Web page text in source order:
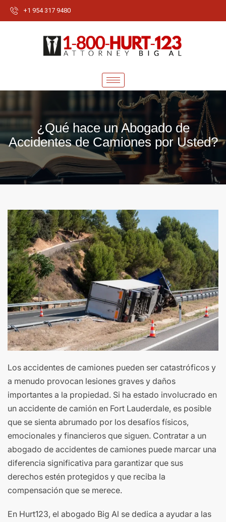
+1 954 317 9480
¿Qué hace un Abogado de
Accidentes de Camiones por Usted?
Los accidentes de camiones pueden ser catastróficos y
a menudo provocan lesiones graves y daños
importantes a la propiedad. Si ha estado involucrado en
un accidente de camión en Fort Lauderdale, es posible
que se sienta abrumado por los desafíos físicos,
emocionales y financieros que siguen. Contratar a un
abogado de accidentes de camiones puede marcar una
diferencia significativa para garantizar que sus
derechos estén protegidos y que reciba la
compensación que se merece.
En Hurt123, el abogado Big Al se dedica a ayudar a las